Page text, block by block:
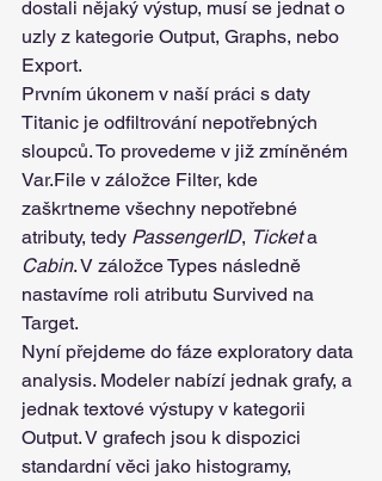
dostali nějaký výstup, musí se jednat o
uzly z kategorie Output, Graphs, nebo
Export.
Prvním úkonem v naší práci s daty
Titanic je odfiltrování nepotřebných
sloupců. To provedeme v již zmíněném
Var.File v záložce Filter, kde
zaškrtneme všechny nepotřebné
atributy, tedy PassengerID, Ticket a
Cabin. V záložce Types následně
nastavíme roli atributu Survived na
Target.
Nyní přejdeme do fáze exploratory data
analysis. Modeler nabízí jednak grafy, a
jednak textové výstupy v kategorii
Output. V grafech jsou k dispozici
standardní věci jako histogramy,